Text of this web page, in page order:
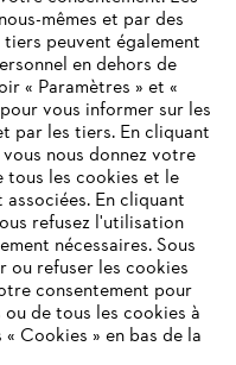
cookies
CHARGE
nous ne prenons plus
de notre site ne
une utilisation
mêmes et par des
peuvent également
en dehors de
« Paramètres » et «
vous informer sur les
par les tiers. En cliquant
nous donnez votre
tous les cookies et le
En cliquant
refusez l'utilisation
nécessaires. Sous
ou refuser les cookies
consentement pour
de tous les cookies à
Cookies » en bas de la